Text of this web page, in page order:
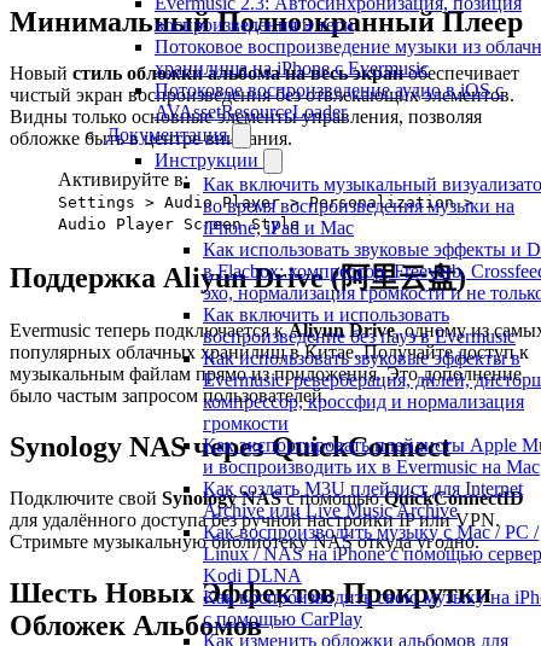
воспроизведения и теги
Потоковое воспроизведение музыки из
хранилища на iPhone с Evermusic
Потоковое воспроизведение аудио в iOS с
AVAssetResourceLoader
Документация
Инструкции
Как включить музыкальный
во время воспроизведения музыки на
iPhone, iPad и Mac
Как использовать звуковые эффекты и
в Flacbox: компрессор, Freeverb,
эхо, нормализация громкости и не
Как включить и использовать
воспроизведение без пауз в Evermusic
Как использовать звуковые эффекты в
Evermusic: реверберация, дилей,
компрессор, кроссфид и нормализация
громкости
Как экспортировать плейлисты Apple
и воспроизводить их в Evermusic на Mac
Как создать M3U плейлист для Internet
Archive или Live Music Archive
Как воспроизводить музыку с Mac / PC /
Linux / NAS на iPhone с помощью
Kodi DLNA
Как воспроизводить свою музыку на
с помощью CarPlay
Как изменить обложки альбомов для
Минимальный Полноэкранный Плеер
Новый стиль обложки альбома на весь экранобеспечивает
чистый экран воспроизведения без отвлекающих элементов.
Видны только основные элементы управления, позволяя
обложке быть в центре внимания.
Активируйте в:
Settings > Audio Player > Personalization >
Audio Player Screen Style
Поддержка Aliyun Drive (阿里云盘)
Evermusic теперь подключается кAliyun Drive, одному из
популярных облачных хранилищ в Китае. Получайте доступ к
музыкальным файлам прямо из приложения. Это дополнение
было частым запросом пользователей.
Synology NAS через QuickConnect
Подключите свой Synology NASс помощьюQuickConnectID
для удалённого доступа без ручной настройки IP или VPN.
Стримьте музыкальную библиотеку NAS откуда угодно.
Шесть Новых Эффектов Прокрутки
Обложек Альбомов